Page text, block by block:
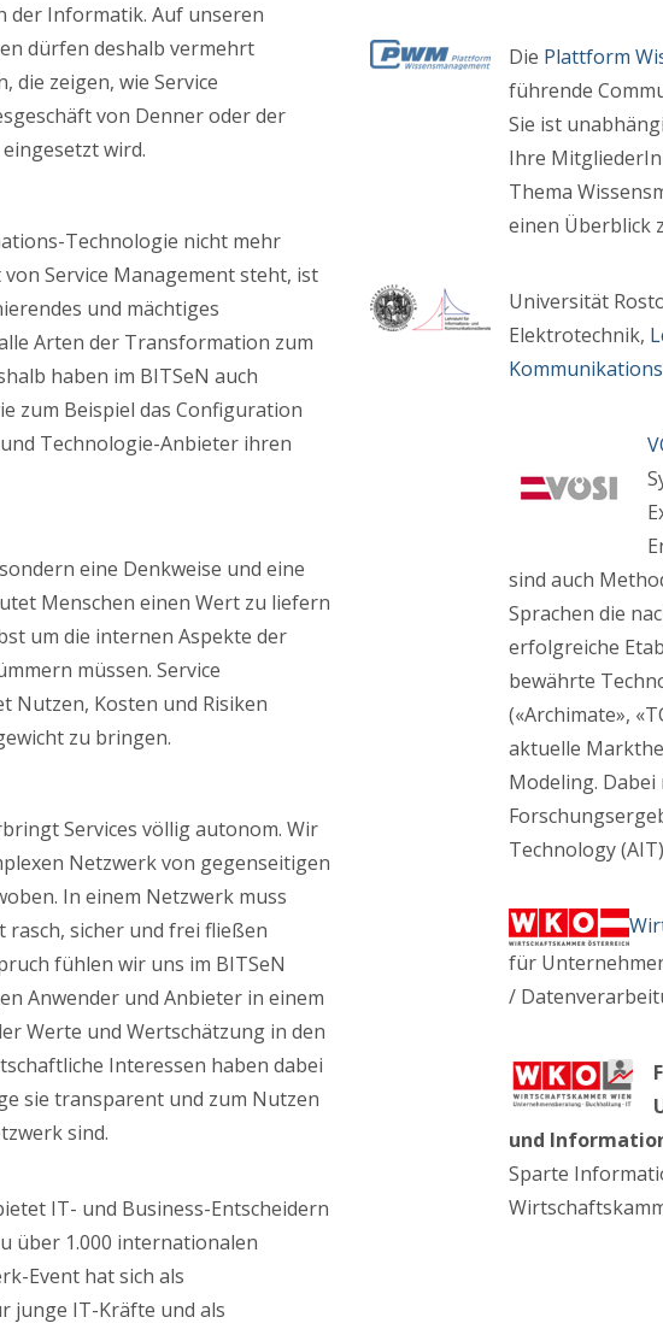
der Informatik. Auf unseren
dürfen deshalb vermehrt
die zeigen, wie Service
von Denner oder der
wird.
Technologie nicht mehr
Service Management steht, ist
und mächtiges
Arten der Transformation zum
haben im BITSeN auch
zum Beispiel das Configuration
Technologie-Anbieter ihren
eine Denkweise und eine
Menschen einen Wert zu liefern
um die internen Aspekte der
müssen. Service
Nutzen, Kosten und Risiken
zu bringen.
Services völlig autonom. Wir
Netzwerk von gegenseitigen
In einem Netzwerk muss
sicher und frei fließen
fühlen wir uns im BITSeN
Anwender und Anbieter in einem
Werte und Wertschätzung in den
Interessen haben dabei
sie transparent und zum Nutzen
sind.
IT- und Business-Entscheidern
über 1.000 internationalen
Event hat sich als
junge IT-Kräfte und als
Die Plattform
führende
Sie ist
Ihre
Thema
einen Überblick
Universität
Elektrotechnik,
sind auch
Sprachen die
erfolgreiche
bewährte
(«Archimate»,
aktuelle
Modeling.
Technology
für
/
und
Sparte